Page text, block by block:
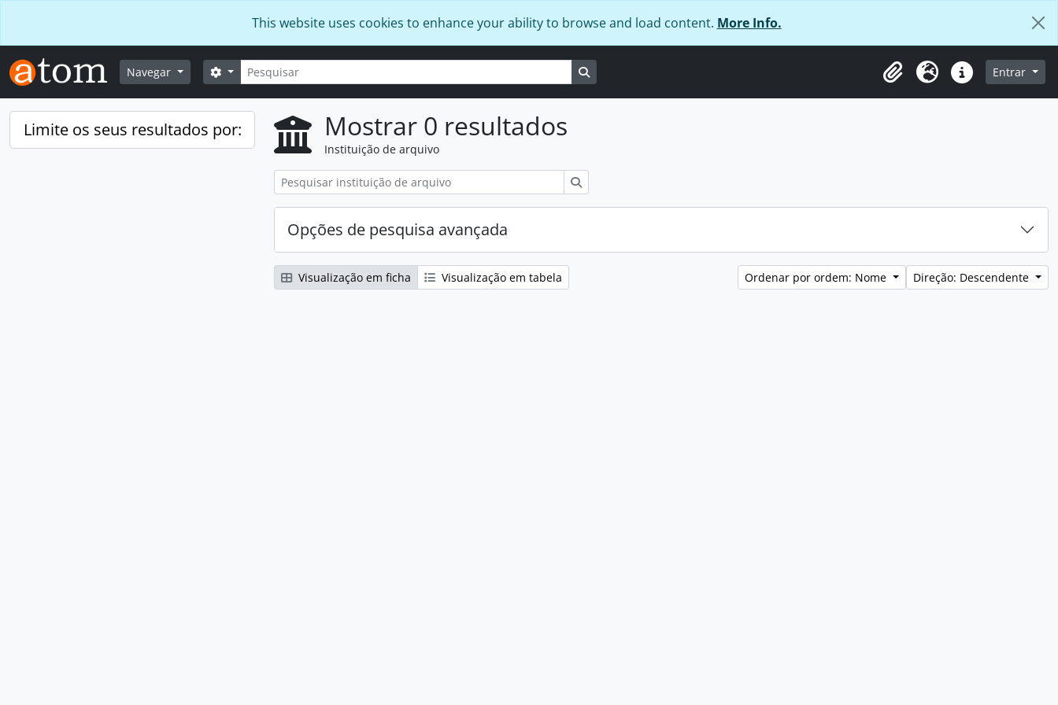
This website uses cookies to enhance your ability to browse and load content. More Info.
Navegar Pesquisar
Opções de busca
Área de transferência
Idioma Ligações rápidas
Entrar
Limite os seus resultados por: Mostrar 0 resultados
Instituição de arquivo
Opções de pesquisa avançada
Visualização em ficha Visualização em tabela Ordenar por ordem: Nome Direção: Descendente